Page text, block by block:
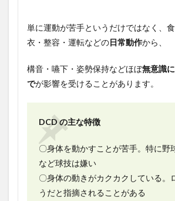
単に運動が苦手というだけではなく、
衣・整容・運転などの日常動作から、
構音・嚥下・姿勢保持などほぼ無意識
でが影響を受けることがあります。
DCD の主な特徴
〇身体を動かすことが苦手。特に野
など球技は嫌い
〇身体の動きがカクカクしている。
うだと指摘されることがある